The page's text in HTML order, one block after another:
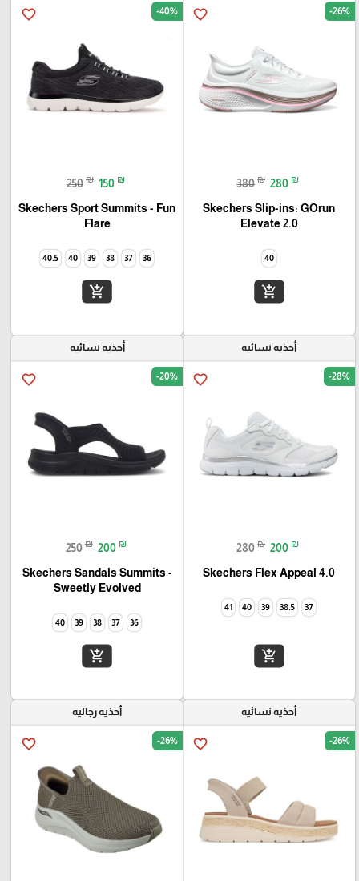
favorite_border -26%
380 ₪ 280 ₪
Skechers Slip-ins: GOrun
Elevate 2.0
40
add_shopping_cart
favorite_border -40%
250 ₪ 150 ₪
Skechers Sport Summits - Fun
Flare‏
36
37
38
39
40
40.5
add_shopping_cart
أحذيه نسائيه
favorite_border -28%
280 ₪ 200 ₪
Skechers Flex Appeal 4.0‏
37
38.5
39
40
41
add_shopping_cart
أحذيه نسائيه
favorite_border -20%
250 ₪ 200 ₪
Skechers Sandals Summits -
Sweetly Evolved‏
36
37
38
39
40
add_shopping_cart
أحذيه نسائيه
favorite_border -26%
أحذيه رجاليه
favorite_border -26%